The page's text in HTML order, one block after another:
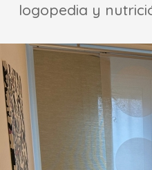
logopedia y